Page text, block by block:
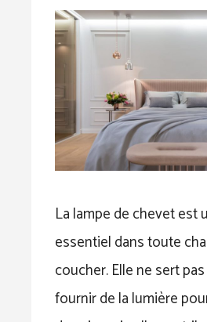
La lampe de chevet est
essentiel dans toute
coucher. Elle ne sert
fournir de la lumière